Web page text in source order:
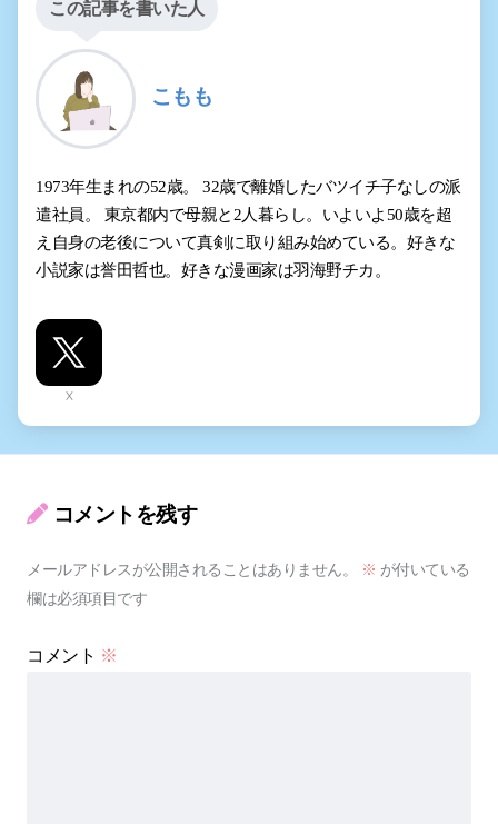
この記事を書いた人
こもも
1973年生まれの52歳。 32歳で離婚したバツイチ子なしの派
遣社員。 東京都内で母親と2人暮らし。いよいよ50歳を超
え自身の老後について真剣に取り組み始めている。好きな
小説家は誉田哲也。好きな漫画家は羽海野チカ。
X
コメントを残す
メールアドレスが公開されることはありません。 ※ が付いている
欄は必須項目です
コメント ※